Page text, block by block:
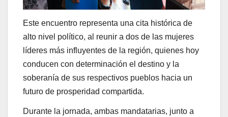
Este encuentro representa una cita histórica de
alto nivel político, al reunir a dos de las mujeres
líderes más influyentes de la región, quienes hoy
conducen con determinación el destino y la
soberanía de sus respectivos pueblos hacia un
futuro de prosperidad compartida.
Durante la jornada, ambas mandatarias, junto a